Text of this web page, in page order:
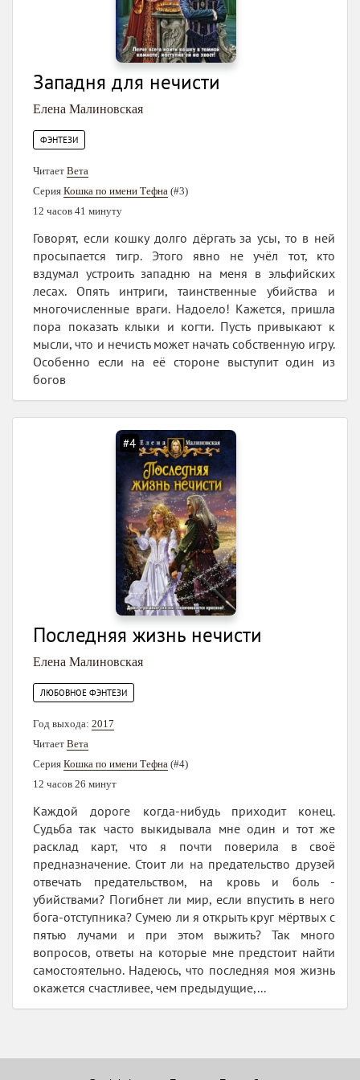
Западня для нечисти
Елена Малиновская
ФЭНТЕЗИ
Читает Вета
Серия Кошка по имени Тефна (#3)
12 часов 41 минуту
Говорят, если кошку долго дёргать за усы, то в ней
просыпается тигр. Этого явно не учёл тот, кто
вздумал устроить западню на меня в эльфийских
лесах. Опять интриги, таинственные убийства и
многочисленные враги. Надоело! Кажется, пришла
пора показать клыки и когти. Пусть привыкают к
мысли, что и нечисть может начать собственную игру.
Особенно если на её стороне выступит один из
богов
#4
Последняя жизнь нечисти
Елена Малиновская
ЛЮБОВНОЕ ФЭНТЕЗИ
Год выхода: 2017
Читает Вета
Серия Кошка по имени Тефна (#4)
12 часов 26 минут
Каждой дороге когда-нибудь приходит конец.
Судьба так часто выкидывала мне один и тот же
расклад карт, что я почти поверила в своё
предназначение. Стоит ли на предательство друзей
отвечать предательством, на кровь и боль -
убийствами? Погибнет ли мир, если впустить в него
бога-отступника? Сумею ли я открыть круг мёртвых с
пятью лучами и при этом выжить? Так много
вопросов, ответы на которые мне предстоит найти
самостоятельно. Надеюсь, что последняя моя жизнь
окажется счастливее, чем предыдущие,...